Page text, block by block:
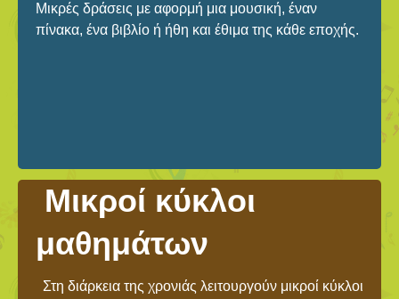
Μικρές δράσεις με αφορμή μια μουσική, έναν
πίνακα, ένα βιβλίο ή ήθη και έθιμα της κάθε εποχής.
Μικροί κύκλοι
μαθημάτων
Στη διάρκεια της χρονιάς λειτουργούν μικροί κύκλοι